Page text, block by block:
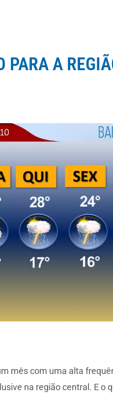
PARA A
mês com uma alta
na região central. E o